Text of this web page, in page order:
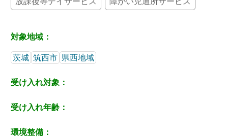
対象地域：
茨城 筑西市 県西地域
受け入れ対象：
受け入れ年齢：
環境整備：